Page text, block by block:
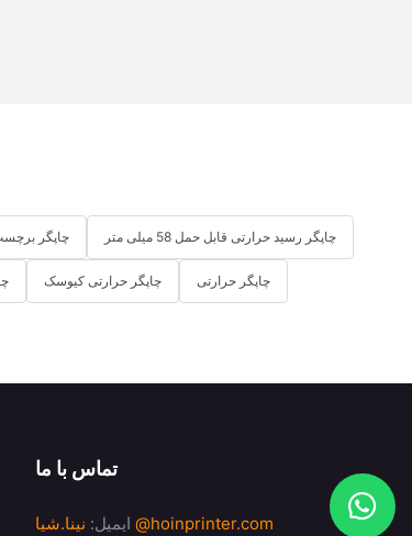
چاپگر برچسب چاپگر رسید حرارتی قابل حمل 58 میلی متر
چاپگر حرارتی کیوسک چاپگر حرارتی
تماس با ما
ایمیل: نینا.شیا
@hoinprinter.com